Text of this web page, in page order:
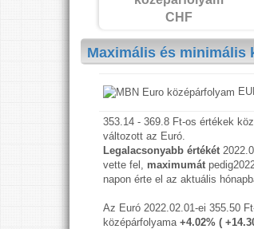
CHF
Maximális és minimális
353.14 - 369.8 Ft-os értékek
változott az Euró.
Legalacsonyabb értékét
vette fel, maximumát
napon érte el az aktuális
Az Euró 2022.02.01-ei 355.50
középárfolyama+4.02% (